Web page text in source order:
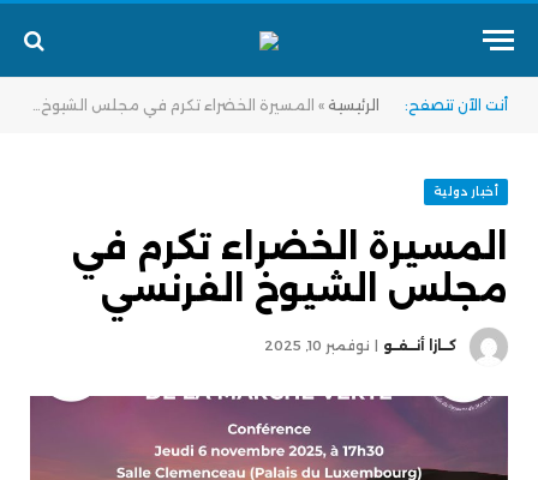
أنت الآن تتصفح: الرئيسية » المسيرة الخضراء تكرم في مجلس الشيوخ الفرنسي
أخبار دولية
المسيرة الخضراء تكرم في
مجلس الشيوخ الفرنسي
كــازا أنــفــو نوفمبر 10, 2025